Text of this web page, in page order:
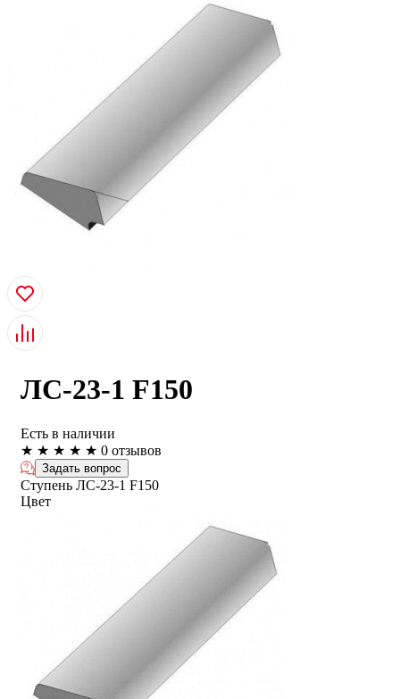
ЛС-23-1 F150
Есть в наличии
★ ★ ★ ★ ★ 0 отзывов
Задать вопрос
Ступень ЛС-23-1 F150
Цвет